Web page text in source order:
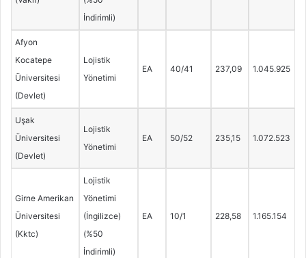
İndirimli)
Afyon
Kocatepe
Üniversitesi
(Devlet)
Lojistik
Yönetimi
EA 40/41 237,09 1.045.925
Uşak
Üniversitesi
(Devlet)
Lojistik
Yönetimi
EA 50/52 235,15 1.072.523
Girne Amerikan
Üniversitesi
(Kktc)
Lojistik
Yönetimi
(İngilizce)
(%50
İndirimli)
EA 10/1 228,58 1.165.154